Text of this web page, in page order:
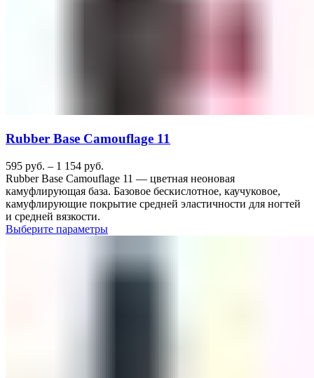
Rubber Base Camouflage 11
595 руб. – 1 154 руб.
Rubber Base Camouflage 11 — цветная неоновая
камуфлирующая база. Базовое бескислотное, каучуковое,
камуфлирующие покрытие средней эластичности для ногтей
и средней вязкости.
Выберите параметры